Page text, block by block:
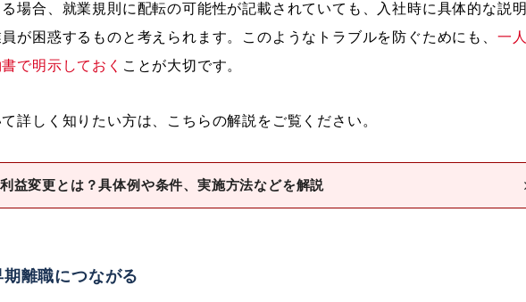
場合、就業規則に配転の可能性が記載されていても、入社時に具体的な説明
が困惑するものと考えられます。このようなトラブルを防ぐためにも、 一人
で明示しておく ことが大切です。
詳しく知りたい方は、こちらの解説をご覧ください。
益変更とは？具体例や条件、実施方法などを解説
離職につながる